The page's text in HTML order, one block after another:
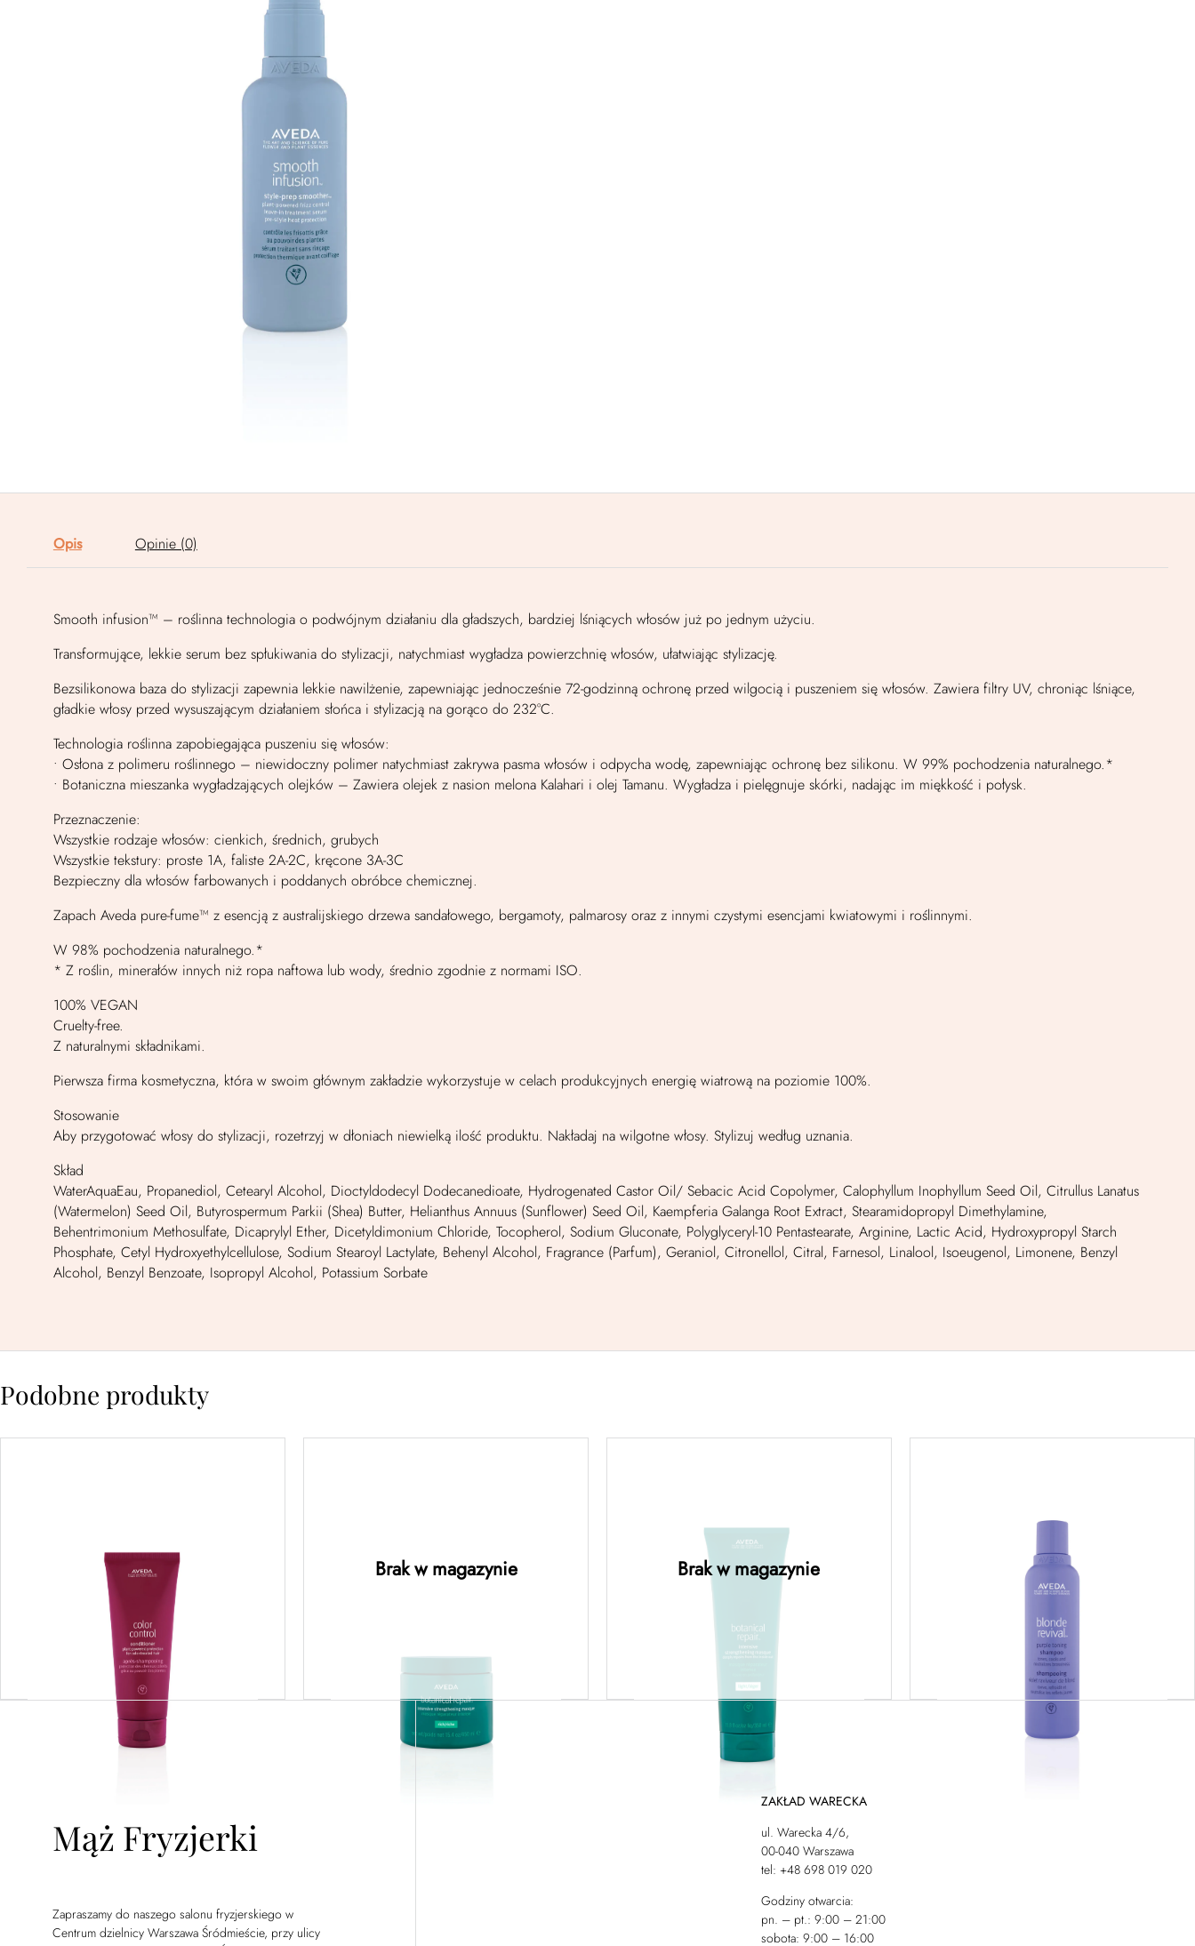
Opis Opinie (0)
Smooth infusion™ – roślinna technologia o podwójnym działaniu dla gładszych, bardziej lśniących włosów już po jednym użyciu.
Transformujące, lekkie serum bez spłukiwania do stylizacji, natychmiast wygładza powierzchnię włosów, ułatwiając stylizację.
Bezsilikonowa baza do stylizacji zapewnia lekkie nawilżenie, zapewniając jednocześnie 72-godzinną ochronę przed wilgocią i puszeniem się włosów. Zawiera filtry UV, chroniąc lśniące,
gładkie włosy przed wysuszającym działaniem słońca i stylizacją na gorąco do 232°C.
Technologia roślinna zapobiegająca puszeniu się włosów:
• Osłona z polimeru roślinnego – niewidoczny polimer natychmiast zakrywa pasma włosów i odpycha wodę, zapewniając ochronę bez silikonu. W 99% pochodzenia naturalnego.*
• Botaniczna mieszanka wygładzających olejków – Zawiera olejek z nasion melona Kalahari i olej Tamanu. Wygładza i pielęgnuje skórki, nadając im miękkość i połysk.
Przeznaczenie:
Wszystkie rodzaje włosów: cienkich, średnich, grubych
Wszystkie tekstury: proste 1A, faliste 2A-2C, kręcone 3A-3C
Bezpieczny dla włosów farbowanych i poddanych obróbce chemicznej.
Zapach Aveda pure-fume™ z esencją z australijskiego drzewa sandałowego, bergamoty, palmarosy oraz z innymi czystymi esencjami kwiatowymi i roślinnymi.
W 98% pochodzenia naturalnego.*
* Z roślin, minerałów innych niż ropa naftowa lub wody, średnio zgodnie z normami ISO.
100% VEGAN
Cruelty-free.
Z naturalnymi składnikami.
Pierwsza firma kosmetyczna, która w swoim głównym zakładzie wykorzystuje w celach produkcyjnych energię wiatrową na poziomie 100%.
Stosowanie
Aby przygotować włosy do stylizacji, rozetrzyj w dłoniach niewielką ilość produktu. Nakładaj na wilgotne włosy. Stylizuj według uznania.
Skład
WaterAquaEau, Propanediol, Cetearyl Alcohol, Dioctyldodecyl Dodecanedioate, Hydrogenated Castor Oil/ Sebacic Acid Copolymer, Calophyllum Inophyllum Seed Oil, Citrullus Lanatus
(Watermelon) Seed Oil, Butyrospermum Parkii (Shea) Butter, Helianthus Annuus (Sunflower) Seed Oil, Kaempferia Galanga Root Extract, Stearamidopropyl Dimethylamine,
Behentrimonium Methosulfate, Dicaprylyl Ether, Dicetyldimonium Chloride, Tocopherol, Sodium Gluconate, Polyglyceryl-10 Pentastearate, Arginine, Lactic Acid, Hydroxypropyl Starch
Phosphate, Cetyl Hydroxyethylcellulose, Sodium Stearoyl Lactylate, Behenyl Alcohol, Fragrance (Parfum), Geraniol, Citronellol, Citral, Farnesol, Linalool, Isoeugenol, Limonene, Benzyl
Alcohol, Benzyl Benzoate, Isopropyl Alcohol, Potassium Sorbate
Podobne produkty
145,00
Dodaj do koszyka
regenerująca maska o
bogatej formule 450ML
Brak w magazynie
masque: light –
regenerująca maska o
lekkiej formule 350ML
Dowiedz się więcej
Brak w magazynie
szampon tonujący do
włosów blond 200ML
Dowiedz się więcej
Mąż Fryzjerki
Zapraszamy do naszego salonu fryzjerskiego w
Centrum dzielnicy Warszawa Śródmieście, przy ulicy
ZAKŁAD WARECKA
ul. Warecka 4/6,
00-040 Warszawa
tel: +48 698 019 020
Godziny otwarcia:
pn. – pt.: 9:00 – 21:00
sobota: 9:00 – 16:00